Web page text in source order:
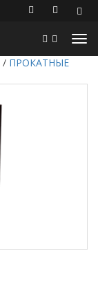
/ ПРОКАТНЫЕ